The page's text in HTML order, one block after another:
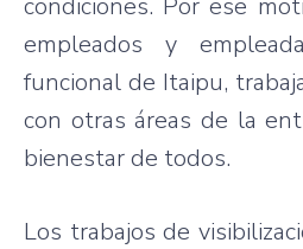
empleados y
funcional de Itaipu,
con otras áreas de la
bienestarde todos.
Los trabajos de